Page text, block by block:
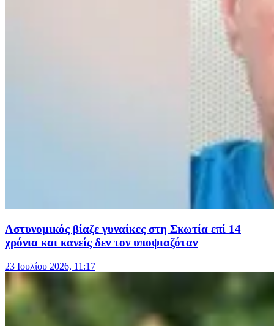
Αστυνομικός βίαζε γυναίκες στη Σκωτία επί 14
χρόνια και κανείς δεν τον υποψιαζόταν
23 Ιουλίου 2026, 11:17